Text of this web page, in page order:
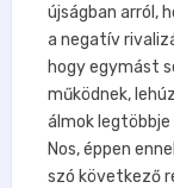
újságban arról,
a negatív
hogy egymást
működnek,
álmok legtöbbje
Nos, éppen
szó következő